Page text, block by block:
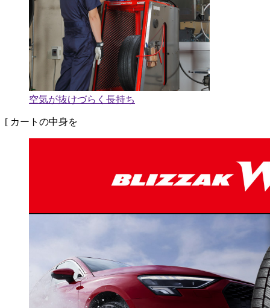
空気が抜けづらく長持ち
[ カートの中身を